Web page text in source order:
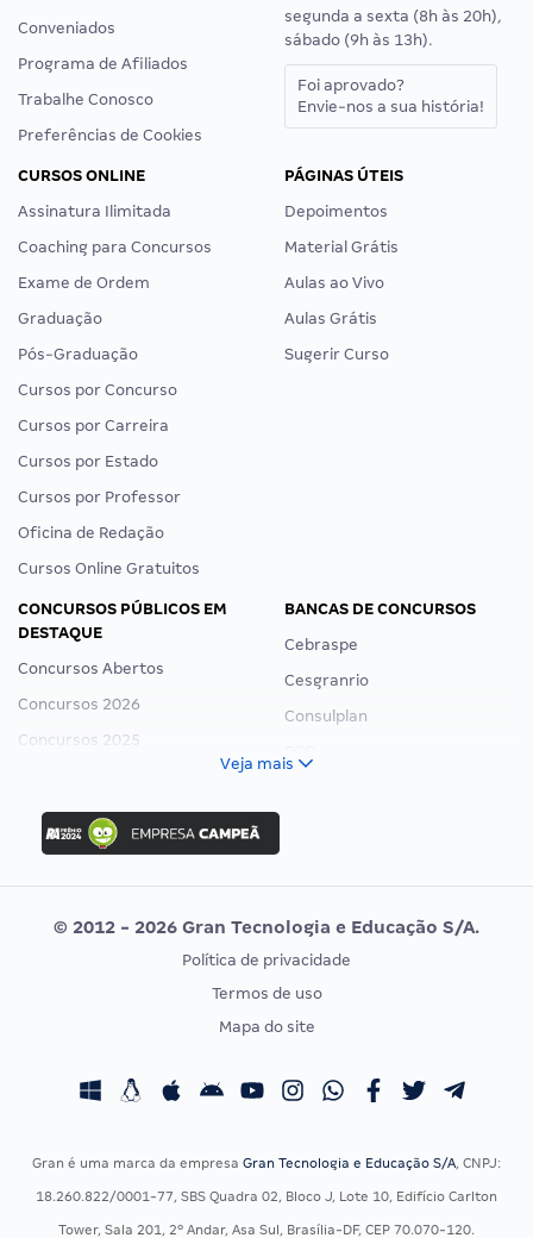
Conveniados
Programa de Afiliados
Trabalhe Conosco
Preferências de Cookies
segunda a sexta (8h às 20h),
sábado (9h às 13h).
Foi aprovado?
Envie-nos a sua história!
CURSOS ONLINE
Assinatura Ilimitada
Coaching para Concursos
Exame de Ordem
Graduação
Pós-Graduação
Cursos por Concurso
Cursos por Carreira
Cursos por Estado
Cursos por Professor
Oficina de Redação
Cursos Online Gratuitos
PÁGINAS ÚTEIS
Depoimentos
Material Grátis
Aulas ao Vivo
Aulas Grátis
Sugerir Curso
CONCURSOS PÚBLICOS EM
DESTAQUE
Concursos Abertos
Concursos 2026
Concursos 2025
Concurso Ibama
Concurso MPU
Editais publicados
BANCAS DE CONCURSOS
Cebraspe
Cesgranrio
Consulplan
Vunesp
CONCURSOS POR PROFISSÃO
Concursos Fiscais
Concursos Saúde
EXAME DE ORDEM
Calendário OAB
Veja mais
© 2012 - 2026 Gran Tecnologia e Educação S/A.
Política de privacidade
Termos de uso
Mapa do site
Gran é uma marca da empresa Gran Tecnologia e Educação S/A, CNPJ:
18.260.822/0001-77, SBS Quadra 02, Bloco J, Lote 10, Edifício Carlton
Tower, Sala 201, 2º Andar, Asa Sul, Brasília-DF, CEP 70.070-120.